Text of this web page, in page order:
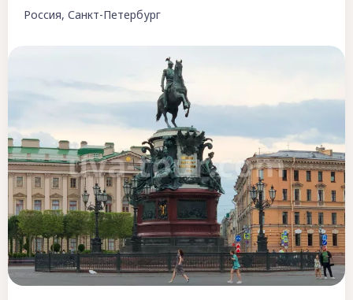
Россия, Санкт-Петербург